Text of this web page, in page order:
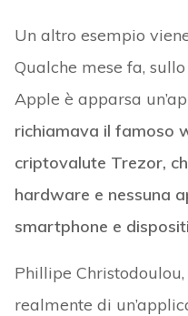
Un altro esempio
Qualche mese fa,
Apple è apparsa
richiamava il famoso
criptovalute Trezor,
hardware e nessuna
smartphone e
Phillipe
realmente di